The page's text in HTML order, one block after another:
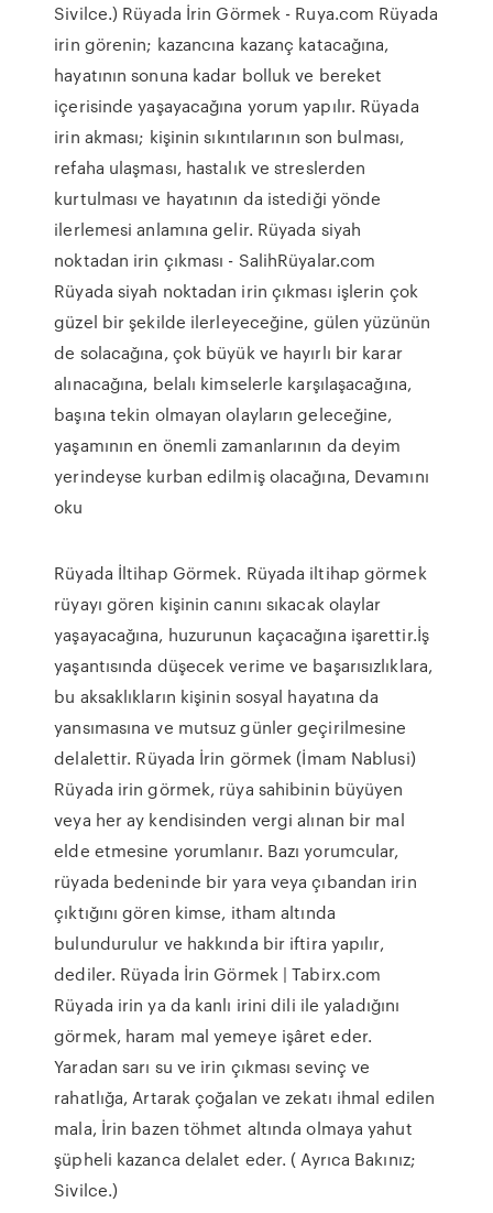
Sivilce.) Rüyada İrin Görmek - Ruya.com Rüyada
irin görenin; kazancına kazanç katacağına,
hayatının sonuna kadar bolluk ve bereket
içerisinde yaşayacağına yorum yapılır. Rüyada
irin akması; kişinin sıkıntılarının son bulması,
refaha ulaşması, hastalık ve streslerden
kurtulması ve hayatının da istediği yönde
ilerlemesi anlamına gelir. Rüyada siyah
noktadan irin çıkması - SalihRüyalar.com
Rüyada siyah noktadan irin çıkması işlerin çok
güzel bir şekilde ilerleyeceğine, gülen yüzünün
de solacağına, çok büyük ve hayırlı bir karar
alınacağına, belalı kimselerle karşılaşacağına,
başına tekin olmayan olayların geleceğine,
yaşamının en önemli zamanlarının da deyim
yerindeyse kurban edilmiş olacağına, Devamını
oku
Rüyada İltihap Görmek. Rüyada iltihap görmek
rüyayı gören kişinin canını sıkacak olaylar
yaşayacağına, huzurunun kaçacağına işarettir.İş
yaşantısında düşecek verime ve başarısızlıklara,
bu aksaklıkların kişinin sosyal hayatına da
yansımasına ve mutsuz günler geçirilmesine
delalettir. Rüyada İrin görmek (İmam Nablusi)
Rüyada irin görmek, rüya sahibinin büyüyen
veya her ay kendisinden vergi alınan bir mal
elde etmesine yorumlanır. Bazı yorumcular,
rüyada bedeninde bir yara veya çıbandan irin
çıktığını gören kimse, itham altında
bulundurulur ve hakkında bir iftira yapılır,
dediler. Rüyada İrin Görmek | Tabirx.com
Rüyada irin ya da kanlı irini dili ile yaladığını
görmek, haram mal yemeye işâret eder.
Yaradan sarı su ve irin çıkması sevinç ve
rahatlığa, Artarak çoğalan ve zekatı ihmal edilen
mala, İrin bazen töhmet altında olmaya yahut
şüpheli kazanca delalet eder. ( Ayrıca Bakınız;
Sivilce.)